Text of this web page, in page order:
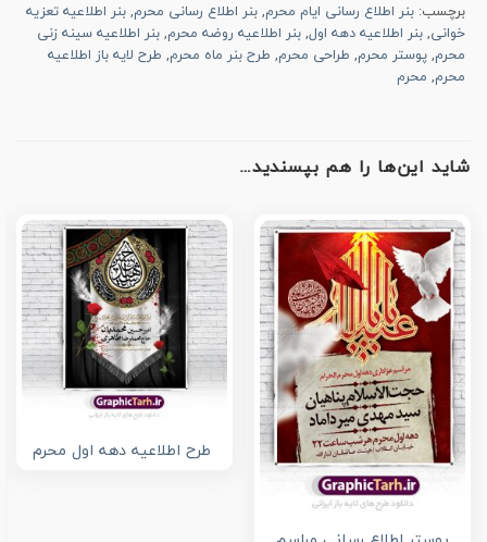
برچسب: بنر اطلاع رسانی ایام محرم, بنر اطلاع رسانی محرم, بنر اطلاعیه تعزیه
خوانی, بنر اطلاعیه دهه اول, بنر اطلاعیه روضه محرم, بنر اطلاعیه سینه زنی
محرم, پوستر محرم, طراحی محرم, طرح بنر ماه محرم, طرح لایه باز اطلاعیه
محرم, محرم
شاید این‌ها را هم بپسندید…
طرح اطلاعیه دهه اول محرم